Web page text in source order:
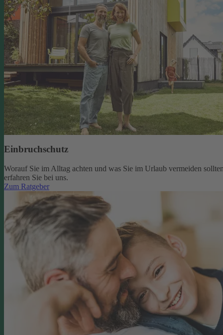
Einbruchschutz
Worauf Sie im Alltag achten und was Sie im Urlaub vermeiden
erfahren Sie bei uns.
Zum Ratgeber